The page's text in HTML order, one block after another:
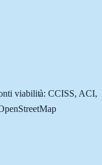
viabilità: CCISS, ACI,